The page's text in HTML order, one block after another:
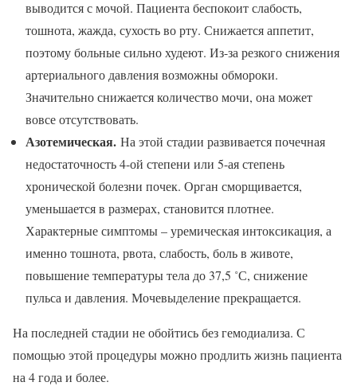
выводится с мочой. Пациента беспокоит слабость,
тошнота, жажда, сухость во рту. Снижается аппетит,
поэтому больные сильно худеют. Из-за резкого снижения
артериального давления возможны обмороки.
Значительно снижается количество мочи, она может
вовсе отсутствовать.
Азотемическая. На этой стадии развивается почечная
недостаточность 4-ой степени или 5-ая степень
хронической болезни почек. Орган сморщивается,
уменьшается в размерах, становится плотнее.
Характерные симптомы – уремическая интоксикация, а
именно тошнота, рвота, слабость, боль в животе,
повышение температуры тела до 37,5 ˚С, снижение
пульса и давления. Мочевыделение прекращается.
На последней стадии не обойтись без гемодиализа. С
помощью этой процедуры можно продлить жизнь пациента
на 4 года и более.